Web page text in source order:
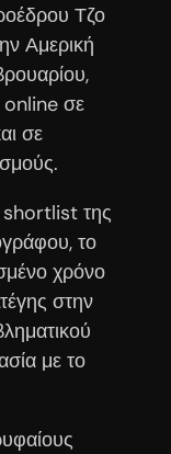
Τζο
Αμερική
online σε
σε
shortlist της
το
χρόνο
στην
με το